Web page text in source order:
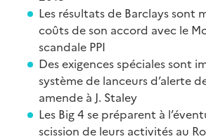
Les résultats de Barclays sont
coûts de son accord avec le
scandale PPI
Des exigences spéciales sont
système de lanceurs d’alerte
amende à J. Staley
Les Big 4 se préparent à
scission de leurs activités au